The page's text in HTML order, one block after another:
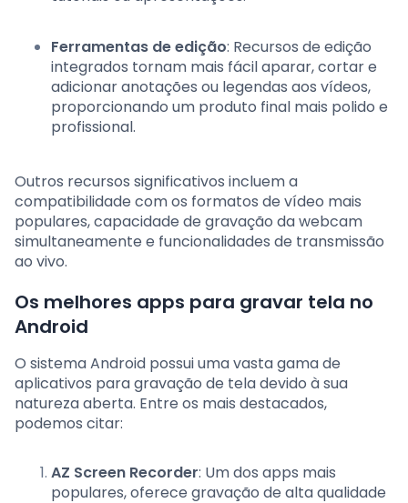
Ferramentas de edição: Recursos de edição
integrados tornam mais fácil aparar, cortar e
adicionar anotações ou legendas aos vídeos,
proporcionando um produto final mais polido e
profissional.
Outros recursos significativos incluem a
compatibilidade com os formatos de vídeo mais
populares, capacidade de gravação da webcam
simultaneamente e funcionalidades de transmissão
ao vivo.
Os melhores apps para gravar tela no
Android
O sistema Android possui uma vasta gama de
aplicativos para gravação de tela devido à sua
natureza aberta. Entre os mais destacados,
podemos citar:
AZ Screen Recorder: Um dos apps mais
populares, oferece gravação de alta qualidade